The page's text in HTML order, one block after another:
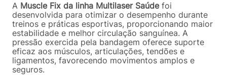
A Muscle Fix da linha Multilaser Saúdefoi
desenvolvida para otimizar o desempenho durante
treinos e práticas esportivas, proporcionando maior
estabilidade e melhor circulação sanguínea. A
pressão exercida pela bandagem oferece suporte
eficaz aos músculos, articulações, tendões e
ligamentos, favorecendo movimentos amplos e
seguros.